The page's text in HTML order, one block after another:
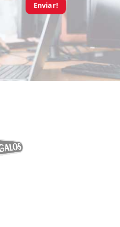
Enviar!